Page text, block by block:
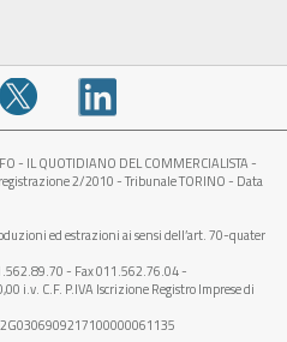
- IL QUOTIDIANO DEL COMMERCIALISTA -
2/2010 - Tribunale TORINO - Data
ed estrazioni ai sensi dell’art. 70-quater
- Fax 011.562.76.04 -
i.v. C.F. P.IVA Iscrizione Registro Imprese di